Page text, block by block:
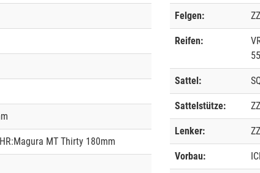
MT Thirty 180mm
Felgen:
Reifen:
Sattel:
Sattelstütze:
Lenker:
Vorbau: